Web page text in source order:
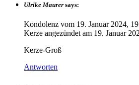
Ulrike Maurer says:
Kondolenz vom 19. Januar 2024,
Kerze angezündet am 19. Januar
Kerze-Groß
Antworten